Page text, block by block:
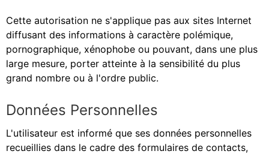
Cette autorisation ne s'applique pas aux sites Internet
diffusant des informations à caractère polémique,
pornographique, xénophobe ou pouvant, dans une plus
large mesure, porter atteinte à la sensibilité du plus
grand nombre ou à l'ordre public.
Données Personnelles
L'utilisateur est informé que ses données personnelles
recueillies dans le cadre des formulaires de contacts,